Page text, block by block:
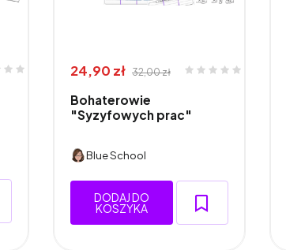
24,90 zł 32,00 zł
Bohaterowie
"Syzyfowych prac"
Blue School
DODAJ DO
KOSZYKA